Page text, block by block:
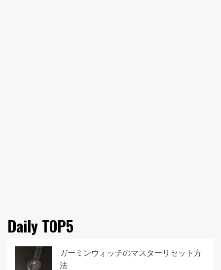
Daily TOP5
ガーミンウォッチのマスターリセット方
法